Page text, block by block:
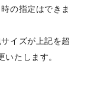
の指定はできま
イズが上記を超
いたします。